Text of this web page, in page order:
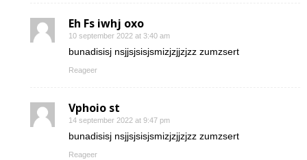
Eh Fs iwhj oxo
10 september 2022 at 3:40 am
bunadisisj nsjjsjsisjsmizjzjjzjzz zumzsert
Reageer
Vphoio st
14 september 2022 at 9:47 pm
bunadisisj nsjjsjsisjsmizjzjjzjzz zumzsert
Reageer